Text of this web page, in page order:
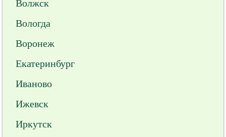
Волжск
Вологда
Воронеж
Екатеринбург
Иваново
Ижевск
Иркутск